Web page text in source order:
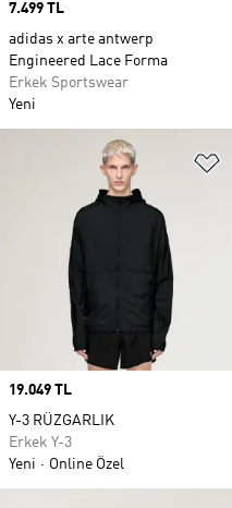
Price
7.499 TL
adidas x arte antwerp
Engineered Lace Forma
Erkek Sportswear
Yeni
Price
19.049 TL
Y-3 RÜZGARLIK
Erkek Y-3
Yeni
Online Özel